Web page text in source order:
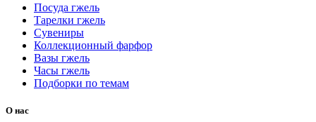
Посуда гжель
Тарелки гжель
Сувениры
Коллекционный фарфор
Вазы гжель
Часы гжель
Подборки по темам
О нас